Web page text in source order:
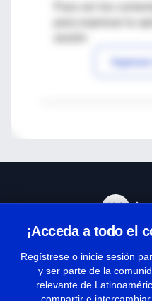
Para ver los
¡Acceda a todo el
Regístrese o inicie sesión
y ser parte de la
relevante de
Términos